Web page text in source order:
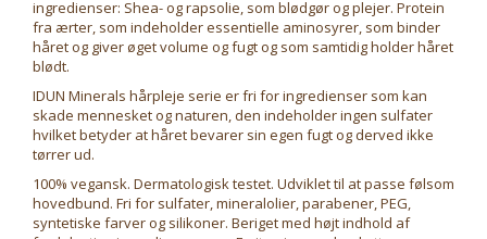
ingredienser: Shea- og rapsolie, som blødgør og plejer. Protein
fra ærter, som indeholder essentielle aminosyrer, som binder
håret og giver øget volume og fugt og som samtidig holder håret
blødt.
IDUN Minerals hårpleje serie er fri for ingredienser som kan
skade mennesket og naturen, den indeholder ingen sulfater
hvilket betyder at håret bevarer sin egen fugt og derved ikke
tørrer ud.
100% vegansk. Dermatologisk testet. Udviklet til at passe følsom
hovedbund. Fri for sulfater, mineralolier, parabener, PEG,
syntetiske farver og silikoner. Beriget med højt indhold af